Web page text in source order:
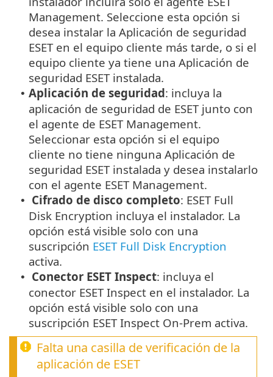
Management. Seleccione esta opción si
desea instalar la Aplicación de seguridad
ESET en el equipo cliente más tarde, o si el
equipo cliente ya tiene una Aplicación de
seguridad ESET instalada.
• Aplicación de seguridad: incluya la
aplicación de seguridad de ESET junto con
el agente de ESET Management.
Seleccionar esta opción si el equipo
cliente no tiene ninguna Aplicación de
seguridad ESET instalada y desea instalarlo
con el agente ESET Management.
• Cifrado de disco completo: ESET Full
Disk Encryption incluya el instalador. La
opción está visible solo con una
suscripción ESET Full Disk Encryption
activa.
• Conector ESET Inspect: incluya el
conector ESET Inspect en el instalador. La
opción está visible solo con una
suscripción ESET Inspect On-Prem activa.
Falta una casilla de verificación de la
aplicación de ESET